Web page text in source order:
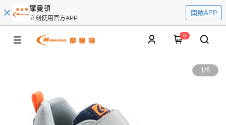
摩曼頓
立刻使用官方APP
開啟APP
0
1/6